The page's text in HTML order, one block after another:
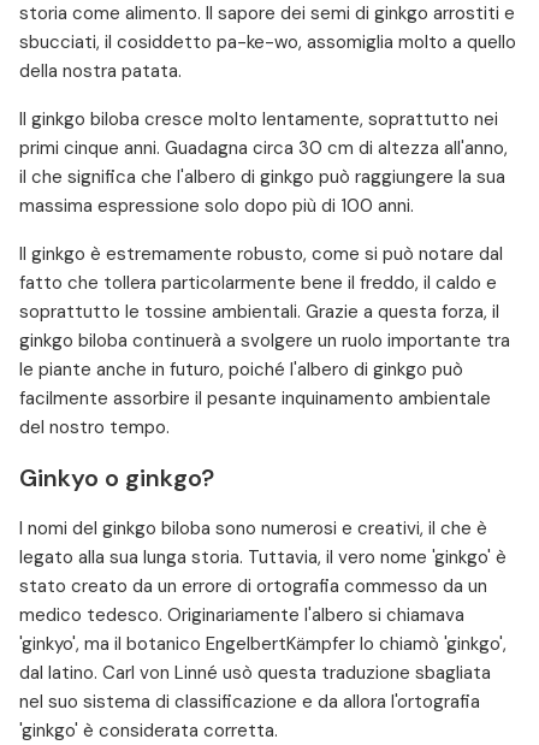
storia come alimento. Il sapore dei semi di ginkgo arrostiti e
sbucciati, il cosiddetto pa-ke-wo, assomiglia molto a quello
della nostra patata.
Il ginkgo biloba cresce molto lentamente, soprattutto nei
primi cinque anni. Guadagna circa 30 cm di altezza all'anno,
il che significa che l'albero di ginkgo può raggiungere la sua
massima espressione solo dopo più di 100 anni.
Il ginkgo è estremamente robusto, come si può notare dal
fatto che tollera particolarmente bene il freddo, il caldo e
soprattutto le tossine ambientali. Grazie a questa forza, il
ginkgo biloba continuerà a svolgere un ruolo importante tra
le piante anche in futuro, poiché l'albero di ginkgo può
facilmente assorbire il pesante inquinamento ambientale
del nostro tempo.
Ginkyo o ginkgo?
I nomi del ginkgo biloba sono numerosi e creativi, il che è
legato alla sua lunga storia. Tuttavia, il vero nome 'ginkgo' è
stato creato da un errore di ortografia commesso da un
medico tedesco. Originariamente l'albero si chiamava
'ginkyo', ma il botanico EngelbertKämpfer lo chiamò 'ginkgo',
dal latino. Carl von Linné usò questa traduzione sbagliata
nel suo sistema di classificazione e da allora l'ortografia
'ginkgo' è considerata corretta.